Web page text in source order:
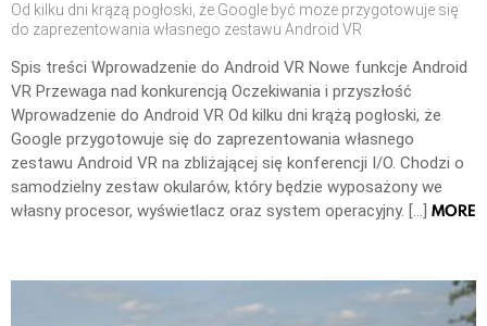
Od kilku dni krążą pogłoski, że Google być może przygotowuje się
do zaprezentowania własnego zestawu Android VR
Spis treści Wprowadzenie do Android VR Nowe funkcje Android
VR Przewaga nad konkurencją Oczekiwania i przyszłość
Wprowadzenie do Android VR Od kilku dni krążą pogłoski, że
Google przygotowuje się do zaprezentowania własnego
zestawu Android VR na zbliżającej się konferencji I/O. Chodzi o
samodzielny zestaw okularów, który będzie wyposażony we
własny procesor, wyświetlacz oraz system operacyjny. […] MORE